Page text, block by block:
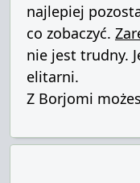
najlepiej
co zobaczyć.
nie jest trudny.
elitarni.
Z Borjomi